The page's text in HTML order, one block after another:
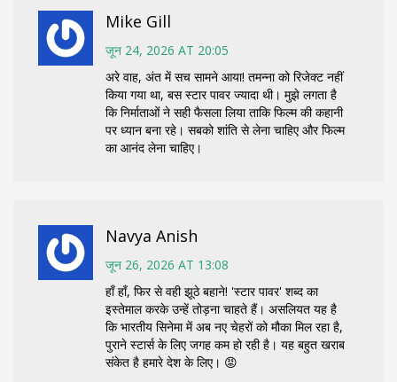
Mike Gill
जून 24, 2026 AT 20:05
अरे वाह, अंत में सच सामने आया! तमन्ना को रिजेक्ट नहीं
किया गया था, बस स्टार पावर ज्यादा थी। मुझे लगता है
कि निर्माताओं ने सही फैसला लिया ताकि फिल्म की कहानी
पर ध्यान बना रहे। सबको शांति से लेना चाहिए और फिल्म
का आनंद लेना चाहिए।
Navya Anish
जून 26, 2026 AT 13:08
हाँ हाँ, फिर से वही झूठे बहाने! 'स्टार पावर' शब्द का
इस्तेमाल करके उन्हें तोड़ना चाहते हैं। असलियत यह है
कि भारतीय सिनेमा में अब नए चेहरों को मौका मिल रहा है,
पुराने स्टार्स के लिए जगह कम हो रही है। यह बहुत खराब
संकेत है हमारे देश के लिए। 😡